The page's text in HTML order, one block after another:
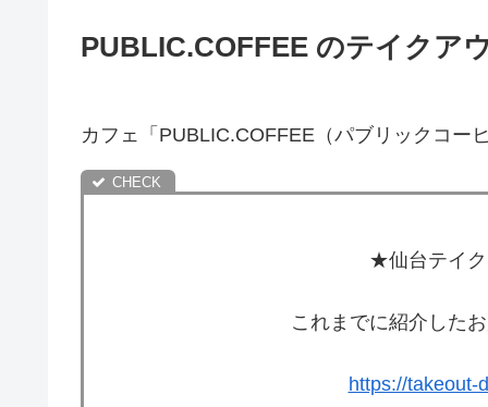
PUBLIC.COFFEE のテイクア
カフェ「PUBLIC.COFFEE（パブリックコー
★仙台テイ
これまでに紹介した
https://takeout-